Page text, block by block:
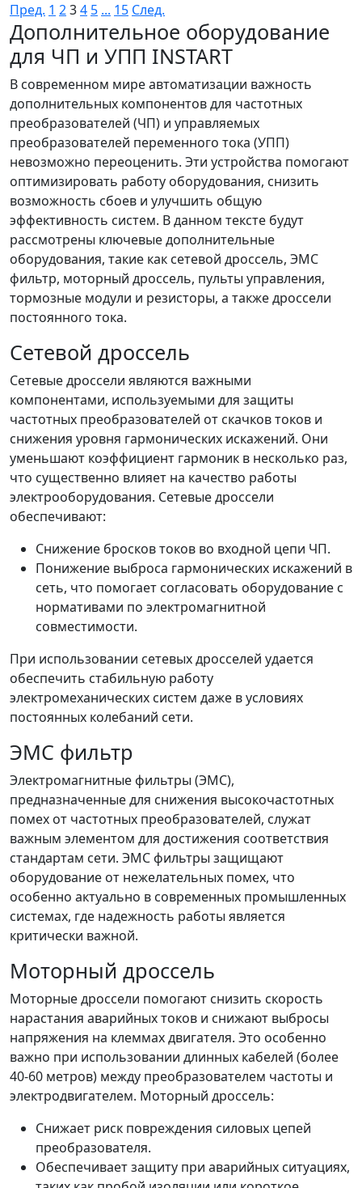
Пред. 1 234 5 ... 15 След.
Дополнительное оборудование
для ЧП и УПП INSTART
В современном мире автоматизации важность
дополнительных компонентов для частотных
преобразователей (ЧП) и управляемых
преобразователей переменного тока (УПП)
невозможно переоценить. Эти устройства помогают
оптимизировать работу оборудования, снизить
возможность сбоев и улучшить общую
эффективность систем. В данном тексте будут
рассмотрены ключевые дополнительные
оборудования, такие как сетевой дроссель, ЭМС
фильтр, моторный дроссель, пульты управления,
тормозные модули и резисторы, а также дроссели
постоянного тока.
Сетевой дроссель
Сетевые дроссели являются важными
компонентами, используемыми для защиты
частотных преобразователей от скачков токов и
снижения уровня гармонических искажений. Они
уменьшают коэффициент гармоник в несколько раз,
что существенно влияет на качество работы
электрооборудования. Сетевые дроссели
обеспечивают:
Снижение бросков токов во входной цепи ЧП.
Понижение выброса гармонических искажений в
сеть, что помогает согласовать оборудование с
нормативами по электромагнитной
совместимости.
При использовании сетевых дросселей удается
обеспечить стабильную работу
электромеханических систем даже в условиях
постоянных колебаний сети.
ЭМС фильтр
Электромагнитные фильтры (ЭМС),
предназначенные для снижения высокочастотных
помех от частотных преобразователей, служат
важным элементом для достижения соответствия
стандартам сети. ЭМС фильтры защищают
оборудование от нежелательных помех, что
особенно актуально в современных промышленных
системах, где надежность работы является
критически важной.
Моторный дроссель
Моторные дроссели помогают снизить скорость
нарастания аварийных токов и снижают выбросы
напряжения на клеммах двигателя. Это особенно
важно при использовании длинных кабелей (более
40-60 метров) между преобразователем частоты и
электродвигателем. Моторный дроссель:
Снижает риск повреждения силовых цепей
преобразователя.
Обеспечивает защиту при аварийных ситуациях,